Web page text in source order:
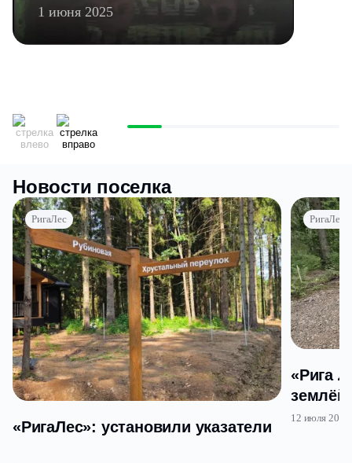
1 июня 2025
Новости поселка
РигаЛес
«РигаЛес»: установили указатели
РигаЛес
«Рига
землёй
12 июля 2026